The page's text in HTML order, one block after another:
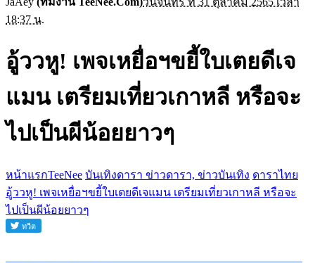
18:37 น.
อู้ววหู! เพจเหยื่อฯขยี้ใบเตยดีเจ
แมน เตรียมเที่ยวเกาหลี หรือจะ
ไปเป็นผีน้อยยาวๆ
หน้าแรกTeeNee บันเทิงดารา ข่าวดารา, ข่าวบันเทิง ดาราไทย
อู้ววหู! เพจเหยื่อฯขยี้ใบเตยดีเจแมน เตรียมเที่ยวเกาหลี หรือจะ
ไปเป็นผีน้อยยาวๆ